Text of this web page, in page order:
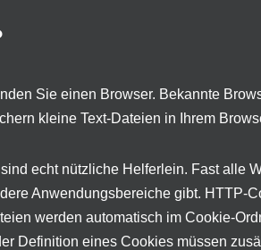
Sie einen Browser. Bekannte
kleine Text-Dateien in Ihrem
echt nützliche Helferlein. Fast alle
Anwendungsbereiche gibt. HTTP-
werden automatisch im Cookie-
Definition eines Cookies müssen